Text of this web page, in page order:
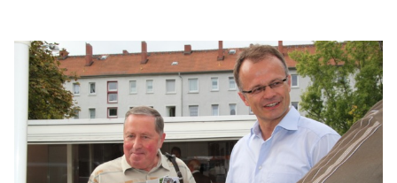
PARTEIGESCHICHTE
PARTEIGERICHT
IM LANDTAG
IN DER LANDESREGIERUNG
IM BUNDESTAG